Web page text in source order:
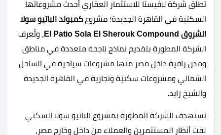
تطلق شركة لافيستا للاستثمار العقاري أحدث مشروعاتها
السكنية في القاهرة الجديدة؛ مشروع كمبوند الباتيو سولا
الشروق El Patio Sola El Sherouk Compound ، وتُعرف
الشركة المطورة بتقديم نماذج ناجحة متعددة في مناطق
ومدن راقية داخل مصر منها مشروعات سياحية في الساحل
الشمالي ومشروعات سكنية وتجارية في القاهرة الجديدة
والشيخ زايد.
تستهدف الشركة المطورة بمشروع الباتيو سولا السكني
لفت أنظار المستثمرين والعملاء من داخل وخارج مصر،